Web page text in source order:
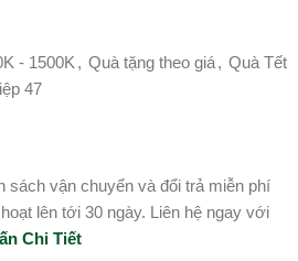
- 1500K , Quà tặng theo giá, Quà Tết
47
sách vận chuyển và đổi trả miễn phí
lên tới 30 ngày. Liên hệ ngay với
Chi Tiết